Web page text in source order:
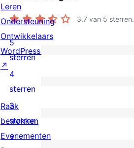
3.7 van 5 sterren.
2
5
sterren
beoordelingen
5
sterren
0
4
sterren
beoordelingen
4
sterren
0
3
3
sterren
2
Leren
Ondersteuning
Ontwikkelaars
WordPress.tv
↗
Raak
betrokken
Evenementen